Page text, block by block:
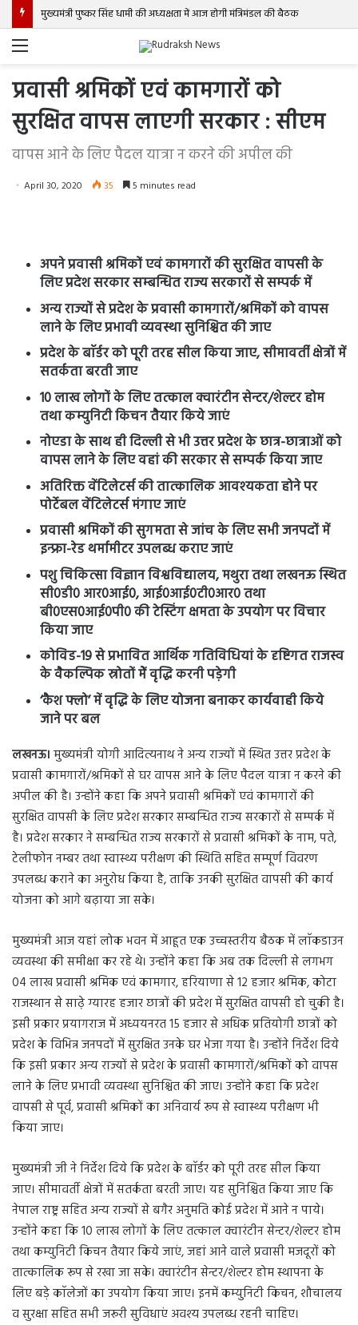
मुख्यमंत्री पुष्कर सिंह धामी की अध्यक्षता में आज होगी मंत्रिमंडल की बैठक
Menu
प्रवासी श्रमिकों एवं कामगारों को
सुरक्षित वापस लाएगी सरकार : सीएम
वापस आने के लिए पैदल यात्रा न करने की अपील की
April 30, 2020 35 5 minutes read
अपने प्रवासी श्रमिकों एवं कामगारों की सुरक्षित वापसी के
लिए प्रदेश सरकार सम्बन्धित राज्य सरकारों से सम्पर्क में
अन्य राज्यों से प्रदेश के प्रवासी कामगारों/श्रमिकों को वापस
लाने के लिए प्रभावी व्यवस्था सुनिश्चित की जाए
प्रदेश के बाॅर्डर को पूरी तरह सील किया जाए, सीमावर्ती क्षेत्रों में
सतर्कता बरती जाए
10 लाख लोगों के लिए तत्काल क्वारंटीन सेन्टर/शेल्टर होम
तथा कम्युनिटी किचन तैयार किये जाएं
नोएडा के साथ ही दिल्ली से भी उत्तर प्रदेश के छात्र-छात्राओं को
वापस लाने के लिए वहां की सरकार से सम्पर्क किया जाए
अतिरिक्त वेंटिलेटर्स की तात्कालिक आवश्यकता होने पर
पोर्टेबल वेंटिलेटर्स मंगाए जाएं
प्रवासी श्रमिकों की सुगमता से जांच के लिए सभी जनपदों में
इन्फ्रा-रेड थर्मामीटर उपलब्ध कराए जाएं
पशु चिकित्सा विज्ञान विश्वविद्यालय, मथुरा तथा लखनऊ स्थित
सी0डी0 आर0आई0, आई0आई0टी0आर0 तथा
बी0एस0आई0पी0 की टेस्टिंग क्षमता के उपयोग पर विचार
किया जाए
कोविड-19 से प्रभावित आर्थिक गतिविधियां के दृष्टिगत राजस्व
के वैकल्पिक स्रोतों मेें वृद्धि करनी पड़ेगी
‘कैश फ्लो’ में वृद्धि के लिए योजना बनाकर कार्यवाही किये
जाने पर बल
लखनऊ। मुख्यमंत्री योगी आदित्यनाथ ने अन्य राज्यों में स्थित उत्तर प्रदेश के
प्रवासी कामगारों/श्रमिकों से घर वापस आने के लिए पैदल यात्रा न करने की
अपील की है। उन्होंने कहा कि अपने प्रवासी श्रमिकों एवं कामगारों की
सुरक्षित वापसी के लिए प्रदेश सरकार सम्बन्धित राज्य सरकारों से सम्पर्क में
है। प्रदेश सरकार ने सम्बन्धित राज्य सरकारों से प्रवासी श्रमिकों के नाम, पते,
टेलीफोन नम्बर तथा स्वास्थ्य परीक्षण की स्थिति सहित सम्पूर्ण विवरण
उपलब्ध कराने का अनुरोध किया है, ताकि उनकी सुरक्षित वापसी की कार्य
योजना को आगे बढ़ाया जा सके।
मुख्यमंत्री आज यहां लोक भवन में आहूत एक उच्चस्तरीय बैठक में लाॅकडाउन
व्यवस्था की समीक्षा कर रहे थे। उन्होंने कहा कि अब तक दिल्ली से लगभग
04 लाख प्रवासी श्रमिक एवं कामगार, हरियाणा से 12 हजार श्रमिक, कोटा
राजस्थान से साढे़ ग्यारह हजार छात्रों की प्रदेश में सुरक्षित वापसी हो चुकी है।
इसी प्रकार प्रयागराज में अध्ययनरत 15 हजार से अधिक प्रतियोगी छात्रों को
प्रदेश के विभिन्न जनपदों में सुरक्षित उनके घर भेजा गया है। उन्होंने निर्देश दिये
कि इसी प्रकार अन्य राज्यों से प्रदेश के प्रवासी कामगारों/श्रमिकों को वापस
लाने के लिए प्रभावी व्यवस्था सुनिश्चित की जाए। उन्होंने कहा कि प्रदेश
वापसी से पूर्व, प्रवासी श्रमिकों का अनिवार्य रूप से स्वास्थ्य परीक्षण भी
किया जाए।
मुख्यमंत्री जी ने निर्देश दिये कि प्रदेश के बाॅर्डर को पूरी तरह सील किया
जाए। सीमावर्ती क्षेत्रों में सतर्कता बरती जाए। यह सुनिश्चित किया जाए कि
नेपाल राष्ट्र सहित अन्य राज्यों से बगैर अनुमति कोई प्रदेश में आने न पाये।
उन्होंने कहा कि 10 लाख लोगों के लिए तत्काल क्वारंटीन सेन्टर/शेल्टर होम
तथा कम्युनिटी किचन तैयार किये जाएं, जहां आने वाले प्रवासी मजदूरों को
तात्कालिक रूप से रखा जा सके। क्वारंटीन सेन्टर/शेल्टर होम स्थापना के
लिए बड़े काॅलेजों का उपयोग किया जाए। इनमें कम्युनिटी किचन, शौचालय
व सुरक्षा सहित सभी जरूरी सुविधाएं अवश्य उपलब्ध रहनी चाहिए।